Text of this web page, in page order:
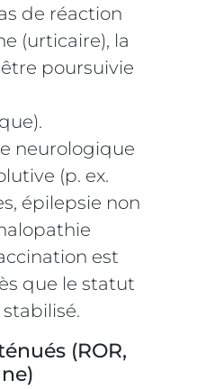
de réaction
(urticaire), la
poursuivie
neurologique
(p. ex.
épilepsie non
est
que le statut
(ROR,